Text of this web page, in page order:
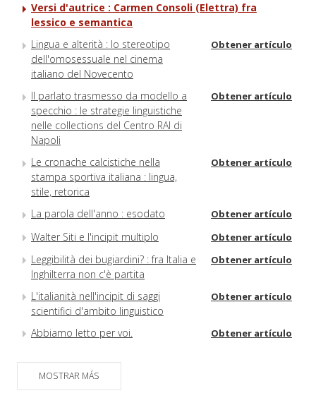
Versi d'autrice : Carmen Consoli (Elettra) fra
lessico e semantica
Lingua e alterità : lo stereotipo
dell'omosessuale nel cinema
italiano del Novecento
Obtener artículo
Il parlato trasmesso da modello a
specchio : le strategie linguistiche
nelle collections del Centro RAI di
Napoli
Obtener artículo
Le cronache calcistiche nella
stampa sportiva italiana : lingua,
stile, retorica
Obtener artículo
La parola dell'anno : esodato Obtener artículo
Walter Siti e l'incipit multiplo Obtener artículo
Leggibilità dei bugiardini? : fra Italia e
Inghilterra non c'è partita
Obtener artículo
L'italianità nell'incipit di saggi
scientifici d'ambito linguistico
Obtener artículo
Abbiamo letto per voi. Obtener artículo
MOSTRAR MÁS